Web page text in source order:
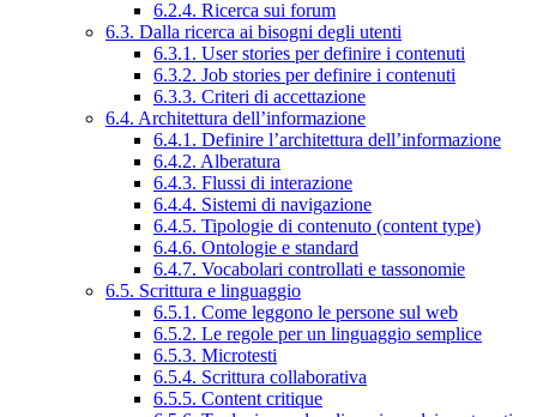
6.2.4. Ricerca sui forum
6.3. Dalla ricerca ai bisogni degli utenti
6.3.1. User stories per definire i contenuti
6.3.2. Job stories per definire i contenuti
6.3.3. Criteri di accettazione
6.4. Architettura dell’informazione
6.4.1. Definire l’architettura dell’informazione
6.4.2. Alberatura
6.4.3. Flussi di interazione
6.4.4. Sistemi di navigazione
6.4.5. Tipologie di contenuto (content type)
6.4.6. Ontologie e standard
6.4.7. Vocabolari controllati e tassonomie
6.5. Scrittura e linguaggio
6.5.1. Come leggono le persone sul web
6.5.2. Le regole per un linguaggio semplice
6.5.3. Microtesti
6.5.4. Scrittura collaborativa
6.5.5. Content critique